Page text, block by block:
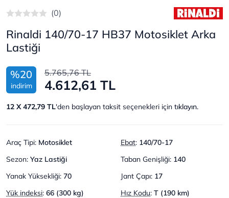
(0)
Rinaldi 140/70-17 HB37 Motosiklet Arka
Lastiği
%20
indirim
5.765,76 TL
4.612,61 TL
12 X 472,79 TL'den başlayan taksit seçenekleri için tıklayın.
Araç Tipi: Motosiklet Ebat: 140/70-17
Sezon: Yaz Lastiği Taban Genişliği: 140
Yanak Yüksekliği: 70 Jant Çapı: 17
Yük indeksi: 66 (300 kg) Hız Kodu: T (190 km)